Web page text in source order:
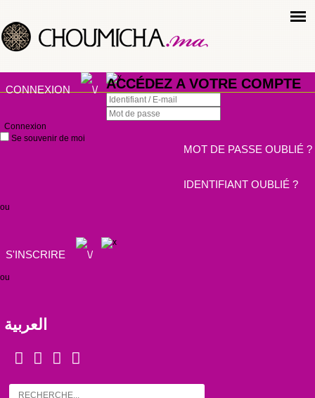
CONNEXION ACCÉDEZ A VOTRE COMPTE
Connexion
Se souvenir de moi
MOT DE PASSE OUBLIÉ ?
IDENTIFIANT OUBLIÉ ?
ou
S'INSCRIRE
ou
العربية